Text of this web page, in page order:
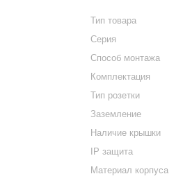
Тип товара
Серия
Способ монтажа
Комплектация
Тип розетки
Заземление
Наличие крышки
IP защита
Материал корпуса